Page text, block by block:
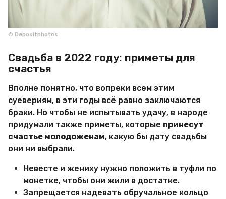
© Depositphotos
Свадьба в 2022 году: приметы для
счастья
Вполне понятно, что вопреки всем этим
суевериям, в эти годы всё равно заключаются
браки. Но чтобы не испытывать удачу, в народе
придумали также приметы, которые принесут
счастье молодоженам, какую бы дату свадьбы
они ни выбрали.
Невесте и жениху нужно положить в туфли по
монетке, чтобы они жили в достатке.
Запрещается надевать обручальное кольцо